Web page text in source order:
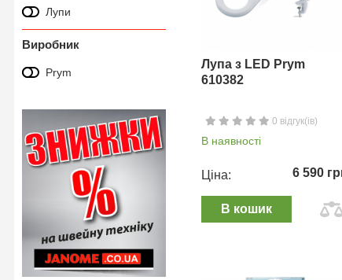
Лупи
Виробник
Prym
Лупа з LED Prym
610382
0 відгук(ів)
В наявності
Ціна: 6 590
В кошик